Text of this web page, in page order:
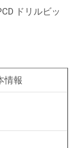
ドリルビッ
情報